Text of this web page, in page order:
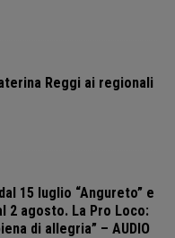
Reggi ai regionali
15 luglio “Angureto” e
2 agosto. La Pro Loco:
di allegria” – AUDIO